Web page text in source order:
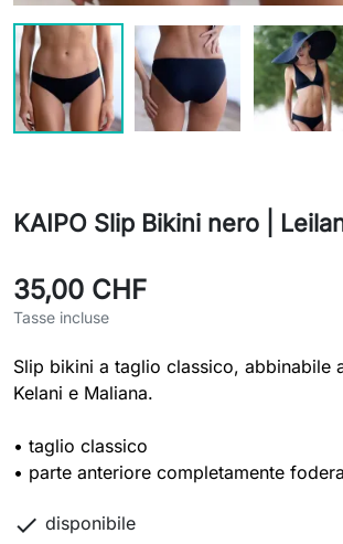
KAIPO Slip Bikini nero |
35,00 CHF
Tasse incluse
Slip bikini a taglio classico, abbinabile
Kelani e Maliana.
• taglio classico
• parte anteriore completamente
 disponibile